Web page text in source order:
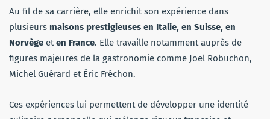
Au fil de sa carrière, elle enrichit son expérience dans
plusieurs maisons prestigieuses en Italie, en Suisse, en
Norvège eten France. Elle travaille notamment auprès de
figures majeures de la gastronomie comme Joël Robuchon,
Michel Guérard et Éric Fréchon.
Ces expériences lui permettent de développer une identité